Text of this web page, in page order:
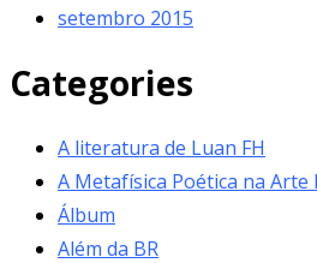
setembro 2015
Categories
A literatura de Luan FH
A Metafísica Poética na Arte
Álbum
Além da BR